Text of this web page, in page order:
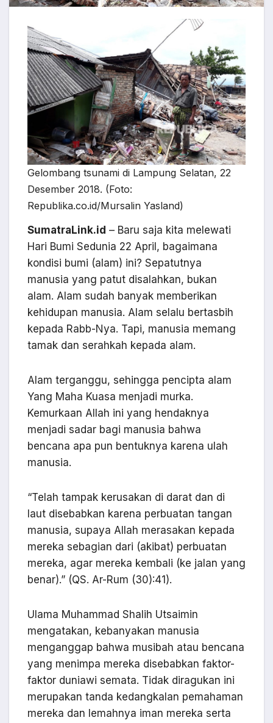
Gelombang tsunami di Lampung Selatan, 22
Desember 2018. (Foto:
Republika.co.id/Mursalin Yasland)
SumatraLink.id – Baru saja kita melewati
Hari Bumi Sedunia 22 April, bagaimana
kondisi bumi (alam) ini? Sepatutnya
manusia yang patut disalahkan, bukan
alam. Alam sudah banyak memberikan
kehidupan manusia. Alam selalu bertasbih
kepada Rabb-Nya. Tapi, manusia memang
tamak dan serahkah kepada alam.
Alam terganggu, sehingga pencipta alam
Yang Maha Kuasa menjadi murka.
Kemurkaan Allah ini yang hendaknya
menjadi sadar bagi manusia bahwa
bencana apa pun bentuknya karena ulah
manusia.
“Telah tampak kerusakan di darat dan di
laut disebabkan karena perbuatan tangan
manusia, supaya Allah merasakan kepada
mereka sebagian dari (akibat) perbuatan
mereka, agar mereka kembali (ke jalan yang
benar).” (QS. Ar-Rum (30):41).
Ulama Muhammad Shalih Utsaimin
mengatakan, kebanyakan manusia
menganggap bahwa musibah atau bencana
yang menimpa mereka disebabkan faktor-
faktor duniawi semata. Tidak diragukan ini
merupakan tanda kedangkalan pemahaman
mereka dan lemahnya iman mereka serta